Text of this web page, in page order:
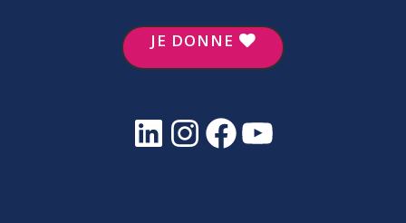
JE DONNE
LinkedInInstagramFacebookYouTube